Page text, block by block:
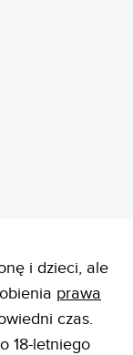
i dzieci, ale
prawa
czas.
18-letniego